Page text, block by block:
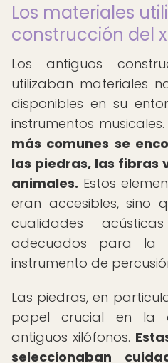
Los materiales
construcción del
Los antiguos
utilizaban materiales
disponibles en su
instrumentos musicales.
más comunes se
las piedras, las fibras
animales. Estos
eran accesibles, sino
cualidades
adecuados para la
instrumento de
Las piedras, en
papel crucial en la
antiguos xilófonos.
seleccionaban